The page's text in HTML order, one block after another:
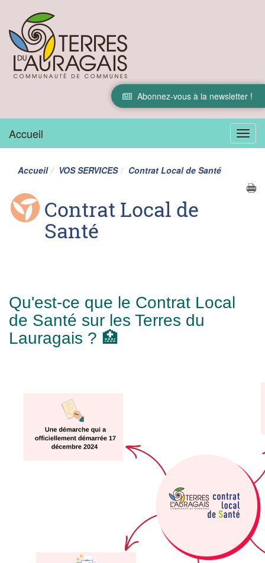
Abonnez-vous à la newsletter !
Menu
Accueil
Accueil VOS SERVICES Contrat Local de Santé
Contrat Local de
Santé
Qu'est-ce que le Contrat Local
de Santé sur les Terres du
Lauragais ? 🏥